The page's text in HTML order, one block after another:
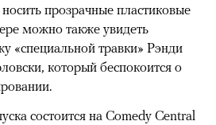
прозрачные пластиковые
можно также увидеть
«специальной травки» Рэнди
который беспокоится о
состоится на Comedy Central